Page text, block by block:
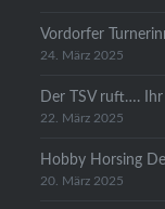
Vordorfer
24. März 2025
Der TSV ruft…. Ihr
22. März 2025
Hobby Horsing
20. März 2025